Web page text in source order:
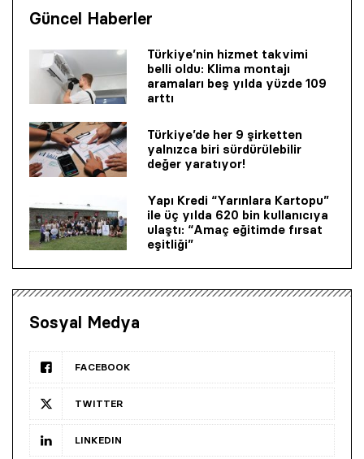
Güncel Haberler
Türkiye’nin hizmet takvimi
belli oldu: Klima montajı
aramaları beş yılda yüzde 109
arttı
Türkiye’de her 9 şirketten
yalnızca biri sürdürülebilir
değer yaratıyor!
Yapı Kredi “Yarınlara Kartopu”
ile üç yılda 620 bin kullanıcıya
ulaştı: “Amaç eğitimde fırsat
eşitliği”
Sosyal Medya
FACEBOOK
TWITTER
LINKEDIN